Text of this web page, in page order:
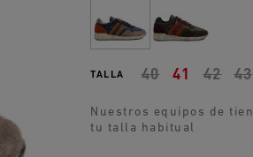
TALLA 40 41 42 43
Nuestros equipos de
tu talla habitual